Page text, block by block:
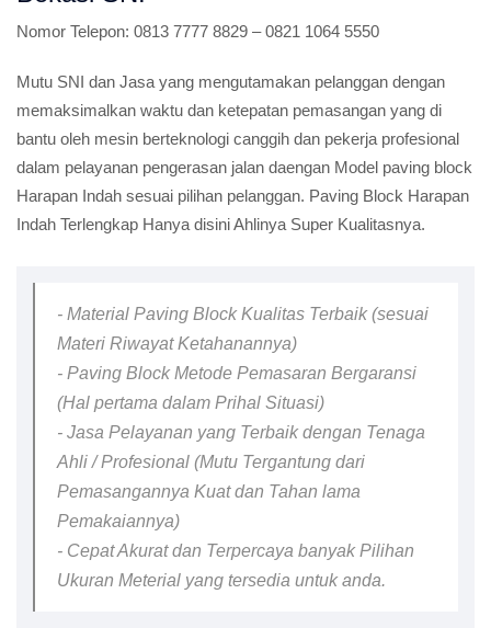
Nomor Telepon: 0813 7777 8829 – 0821 1064 5550
Mutu SNI dan Jasa yang mengutamakan pelanggan dengan
memaksimalkan waktu dan ketepatan pemasangan yang di
bantu oleh mesin berteknologi canggih dan pekerja profesional
dalam pelayanan pengerasan jalan daengan Model paving block
Harapan Indah sesuai pilihan pelanggan. Paving Block Harapan
Indah Terlengkap Hanya disini Ahlinya Super Kualitasnya.
- Material Paving Block Kualitas Terbaik (sesuai
Materi Riwayat Ketahanannya)
- Paving Block Metode Pemasaran Bergaransi
(Hal pertama dalam Prihal Situasi)
- Jasa Pelayanan yang Terbaik dengan Tenaga
Ahli / Profesional (Mutu Tergantung dari
Pemasangannya Kuat dan Tahan lama
Pemakaiannya)
- Cepat Akurat dan Terpercaya banyak Pilihan
Ukuran Meterial yang tersedia untuk anda.